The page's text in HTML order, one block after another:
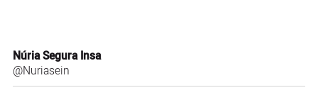
Núria Segura Insa
@Nuriasein